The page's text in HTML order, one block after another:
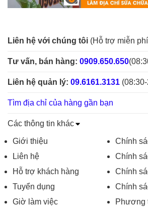
Liên hệ với chúng tôi (Hỗ trợ miễn
Tư vấn, bán hàng: 0909.650.650
Liên hệ quản lý: 09.6161.3131
Tìm địa chỉ của hàng gần bạn
Các thông tin khác
Giới thiệu
Liên hệ
Hỗ trợ khách hàng
Tuyển dụng
Giờ làm việc
Chính
Chính
Chính
Chính
Phương